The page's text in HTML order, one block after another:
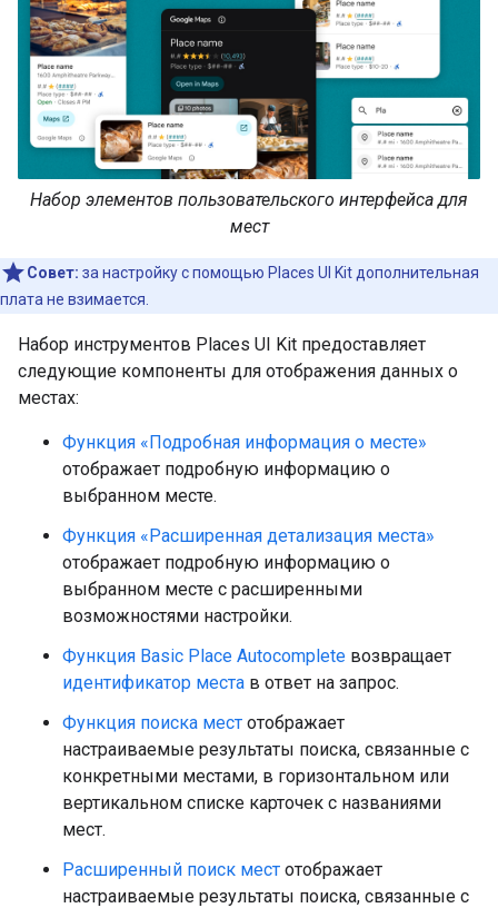
Набор элементов пользовательского интерфейса для
мест
Совет: за настройку с помощью Places UI Kit дополнительная
плата не взимается.
Набор инструментов Places UI Kit предоставляет
следующие компоненты для отображения данных о
местах:
Функция «Подробная информация о месте»
отображает подробную информацию о
выбранном месте.
Функция «Расширенная детализация места»
отображает подробную информацию о
выбранном месте с расширенными
возможностями настройки.
Функция Basic Place Autocomplete возвращает
идентификатор места в ответ на запрос.
Функция поиска мест отображает
настраиваемые результаты поиска, связанные с
конкретными местами, в горизонтальном или
вертикальном списке карточек с названиями
мест.
Расширенный поиск мест отображает
настраиваемые результаты поиска, связанные с